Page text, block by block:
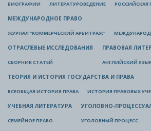
БИОГРАФИИ ЛИТЕРАТУРОВЕДЕНИЕ РОССИЙСКАЯ
МЕЖДУНАРОДНОЕ ПРАВО
ЖУРНАЛ "КОММЕРЧЕСКИЙ АРБИТРАЖ"
ОТРАСЛЕВЫЕ ИССЛЕДОВАНИЯ
СБОРНИК СТАТЕЙ
ПРАВОВАЯ
АНГЛИЙСКИЙ
ТЕОРИЯ И ИСТОРИЯ ГОСУДАРСТВА И ПРАВА
ВСЕОБЩАЯ ИСТОРИЯ ПРАВА ИСТОРИЯ ПРАВОВЫХ
УЧЕБНАЯ ЛИТЕРАТУРА
СЕМЕЙНОЕ ПРАВО
УГОЛОВНО-
УГОЛОВНЫЙ ПРОЦЕСС